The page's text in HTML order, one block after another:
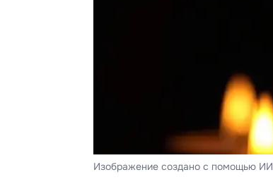
Изображение создано с помощью ИИ